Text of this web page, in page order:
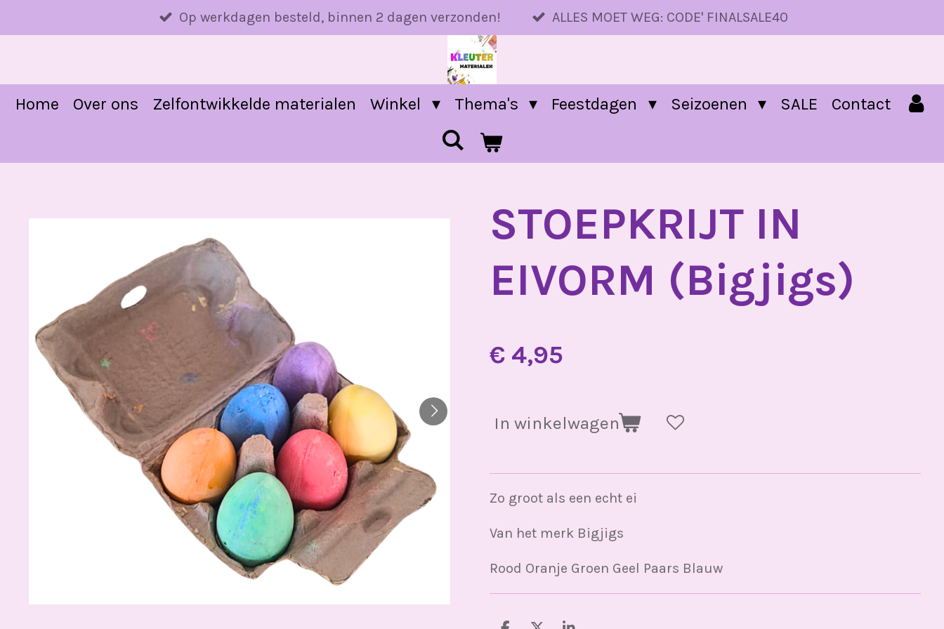
direct
hoofdinhoud
Op werkdagen besteld, binnen 2 dagen verzonden! ALLES MOET WEG: CODE' FINALSALE40
Home Over ons Zelfontwikkelde materialen Winkel Thema's Feestdagen Seizoenen SALE Contact
STOEPKRIJT IN
EIVORM (Bigjigs)
€ 4,95
In winkelwagen
Zo groot als een echt ei
Van het merk Bigjigs
Rood Oranje Groen Geel Paars Blauw